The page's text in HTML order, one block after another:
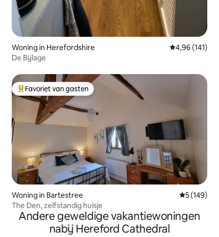
Woning in Herefordshire Gemiddelde
4,96 (141)
De Bijlage
Topfavoriet van gasten
Favoriet van gasten
Woning in Bartestree
5 (149)
The Den, zelfstandig huisje
Andere geweldige vakantiewoningen
nabij Hereford Cathedral